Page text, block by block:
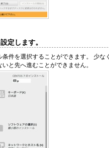
定します。
件を選択することができます。 少な
と先へ進むことができません。